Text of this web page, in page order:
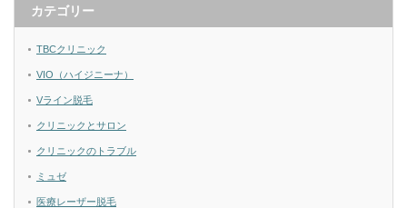
カテゴリー
TBCクリニック
VIO（ハイジニーナ）
Vライン脱毛
クリニックとサロン
クリニックのトラブル
ミュゼ
医療レーザー脱毛